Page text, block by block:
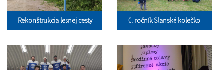
Rekonštrukcia lesnej cesty 0. ročník Slanské kolečko